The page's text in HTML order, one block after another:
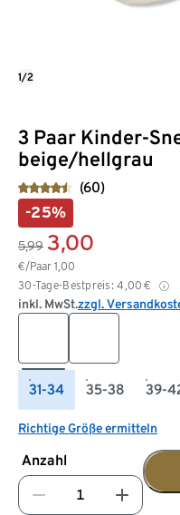
3 Paar Kinder-
beige/hellgrau
(60)
-25%
5,99 3,00
€/Paar 1,00
30-Tage-Bestpreis: 4,00 €
inkl. MwSt.zzgl.
31-34 35-38 39-
Richtige Größe ermitteln
Anzahl
1/2